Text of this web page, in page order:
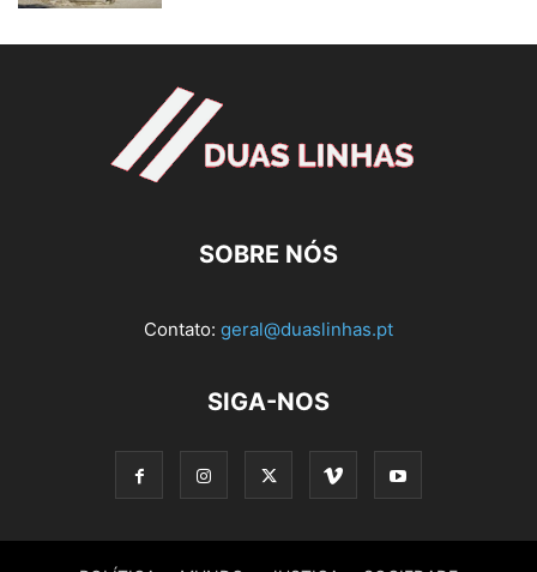
SOBRE NÓS
Contato: geral@duaslinhas.pt
SIGA-NOS